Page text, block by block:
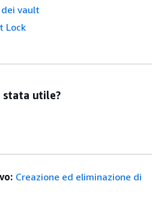
dei vault
Lock
stata utile?
Creazione ed eliminazione di